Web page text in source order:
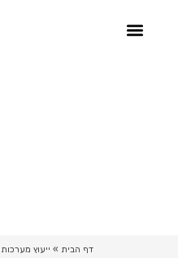
דף הבית » ייעוץ